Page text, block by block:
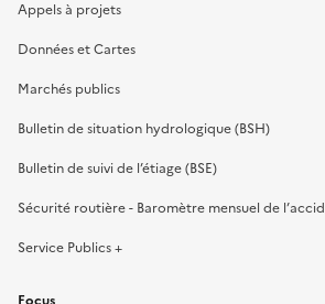
Appels à projets
Données et Cartes
Marchés publics
Bulletin de situation hydrologique (BSH)
Bulletin de suivi de l’étiage (BSE)
Sécurité routière - Baromètre mensuel de
Service Publics +